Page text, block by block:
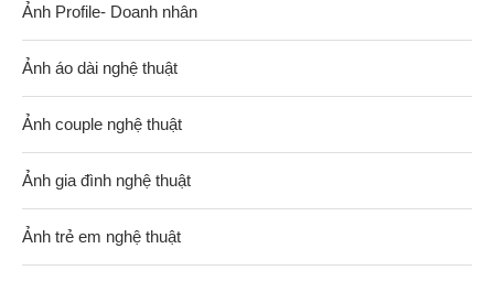
Ảnh Profile- Doanh nhân
Ảnh áo dài nghệ thuật
Ảnh couple nghệ thuật
Ảnh gia đình nghệ thuật
Ảnh trẻ em nghệ thuật